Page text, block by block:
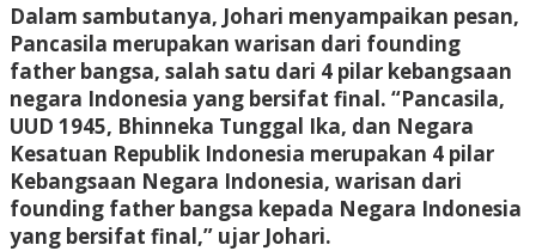
Dalam sambutanya, Johari menyampaikan pesan,
Pancasila merupakan warisan dari founding
father bangsa, salah satu dari 4 pilar kebangsaan
negara Indonesia yang bersifat final. “Pancasila,
UUD 1945, Bhinneka Tunggal Ika, dan Negara
Kesatuan Republik Indonesia merupakan 4 pilar
Kebangsaan Negara Indonesia, warisan dari
founding father bangsa kepada Negara Indonesia
yang bersifat final,” ujar Johari.